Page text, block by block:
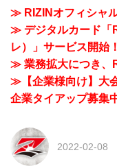
≫ RIZINオフィシャ
≫ デジタルカード「
レ）」サービス開始！
≫ 業務拡大につき、
≫【企業様向け】大
企業タイアップ募集
2022-02-08